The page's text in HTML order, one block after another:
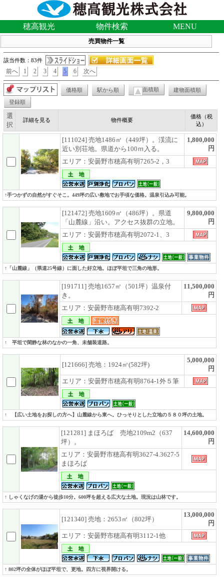
穂高観光 物件検索 MENU
売買物件一覧
該当件数：83件
前へ 1 2 3 4 5 6 次へ
価格順 駅から順 面積順 建物面積順
登録順
選
択
詳細を見る 物件概要
価格（税
込）
[111024] 売地1486㎡（449坪）。渓流に
近い別荘地。県道から100ｍ入る。
1,800,000
円
エリア：安曇野市穂高有明7265-2，3
↑手つかずの自然がすぐそこ。449坪の広い敷地でお手頃な価格。温泉引込み可能。
[121472] 売地1609㎡（486坪）。県道
「山麓線」沿い。アクセス抜群の立地。
9,800,000
円
エリア：安曇野市穂高有明2072-1、3
↑「山麓線」（県道25号線）に面した好立地。ほぼ平坦で三角の地形。
[191711] 売地1657㎡（501坪）温泉付
き。
11,500,000
円
エリア：安曇野市穂高有明7392-2
↑ 平坦で閑静な林のなかの一角、未舗装道路。
[121666] 売地：1924㎡(582坪)
5,000,000
円
エリア：安曇野市穂高有明8764-1外５筆
↑ 【広い土地をお探しの方へ】山麓線から東へ。ひっそりとした立地の５８０坪の土地。
[121281] まほろば 売地2109m2（637
坪）。
14,600,000
円
エリア：安曇野市穂高有明3627-4.3627-5
まほろば
↑ しゃくなげの湯から徒歩10分。600坪を超える広大な土地。現況は山林です。
[121340] 売地：2653㎡（802坪）
13,000,000
円
エリア：安曇野市穂高有明3112-1他
↑ 802坪の全体がほぼ平坦で、更地。四方に視界開ける。